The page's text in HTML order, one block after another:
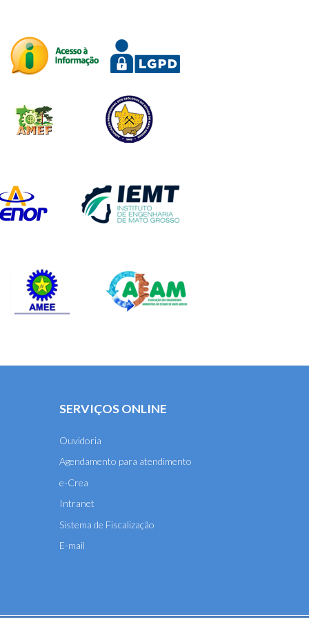
SERVIÇOS ONLINE
Ouvidoria
Agendamento para atendimento
e-Crea
Intranet
Sistema de Fiscalização
E-mail